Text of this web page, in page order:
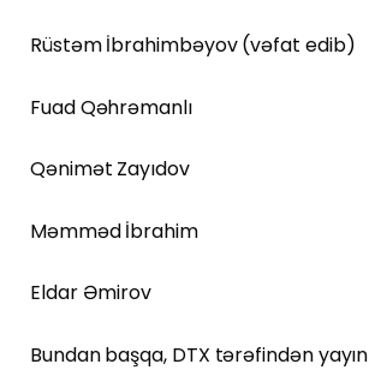
Rüstəm İbrahimbəyov (vəfat edib)
Fuad Qəhrəmanlı
Qənimət Zayıdov
Məmməd İbrahim
Eldar Əmirov
Bundan başqa, DTX tərəfindən